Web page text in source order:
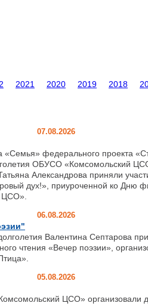
2021 2020 2019 2018
07.08.2026
федерального проекта
ОБУСО «Комсомольский
Александрова приняли
дух!», приуроченной ко Дню
ЦСО».
06.08.2026
Валентина Септарова
чтения «Вечер поэзии»,
05.08.2026
ЦСО» организовали